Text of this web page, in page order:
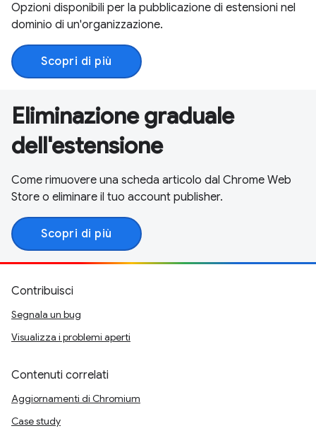
Opzioni disponibili per la pubblicazione di estensioni nel
dominio di un'organizzazione.
Scopri di più
Eliminazione graduale
dell'estensione
Come rimuovere una scheda articolo dal Chrome Web
Store o eliminare il tuo account publisher.
Scopri di più
Contribuisci
Segnala un bug
Visualizza i problemi aperti
Contenuti correlati
Aggiornamenti di Chromium
Case study